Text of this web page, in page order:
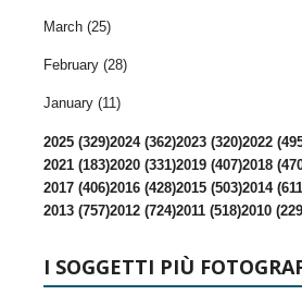
March (25)
February (28)
January (11)
2025 (329)2024 (362)2023 (320)2022
2021 (183)2020 (331)2019 (407)2018
2017 (406)2016 (428)2015 (503)2014
2013 (757)2012 (724)2011 (518)2010
I SOGGETTI PIÙ